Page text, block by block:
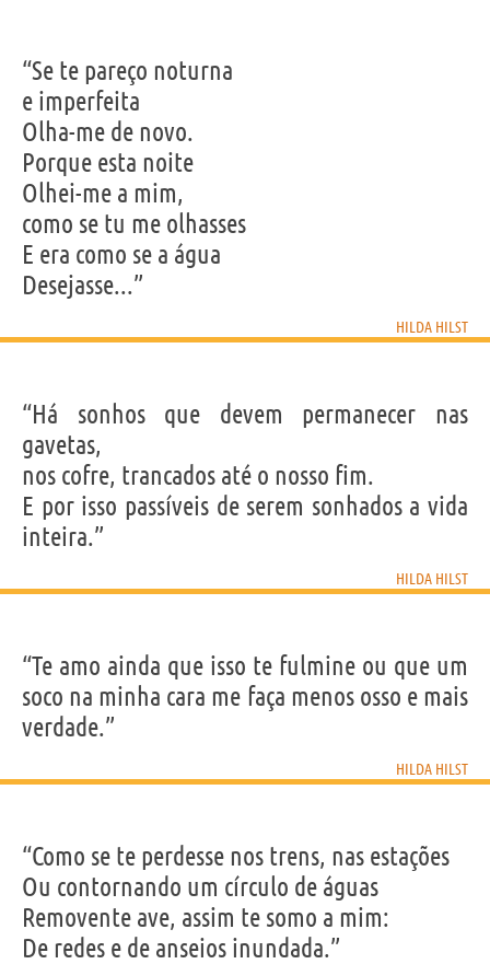
“Se te pareço noturna
e imperfeita
Olha-me de novo.
Porque esta noite
Olhei-me a mim,
como se tu me olhasses
E era como se a água
Desejasse...”
HILDA HILST
“Há sonhos que devem permanecer nas
gavetas,
nos cofre, trancados até o nosso fim.
E por isso passíveis de serem sonhados a vida
inteira.”
HILDA HILST
“Te amo ainda que isso te fulmine ou que um
soco na minha cara me faça menos osso e mais
verdade.”
HILDA HILST
“Como se te perdesse nos trens, nas estações
Ou contornando um círculo de águas
Removente ave, assim te somo a mim:
De redes e de anseios inundada.”